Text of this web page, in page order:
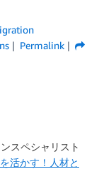
Permalink
スペシャリスト
活かす！人材と